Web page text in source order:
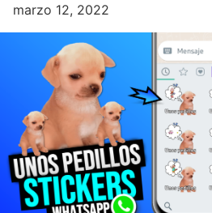
marzo 12, 2022